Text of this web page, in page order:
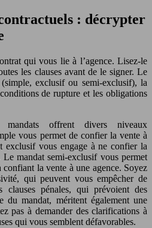
: décrypter
qui vous lie à l’agence. Lisez-le
les clauses avant de le signer. Le
exclusif ou semi-exclusif), la
de rupture et les obligations
offrent divers niveaux
vous permet de confier la vente à
exclusif vous engage à ne confier la
Le mandat semi-exclusif vous permet
la vente à une agence. Soyez
qui peuvent vous empêcher de
clauses pénales, qui prévoient des
du mandat, méritent également une
pas à demander des clarifications à
qui vous semblent défavorables.